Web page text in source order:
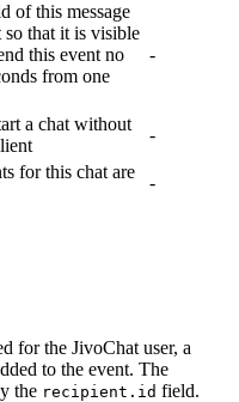
of this message
so that it is visible
this event no
from one
-
a chat without
-
for this chat are
-
for the JivoChat user, a
to the event. The
the recipient.id field.